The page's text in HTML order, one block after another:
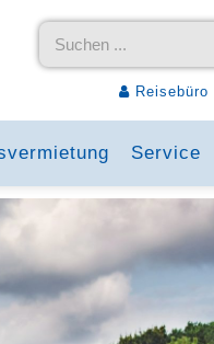
Reisebüro
Service